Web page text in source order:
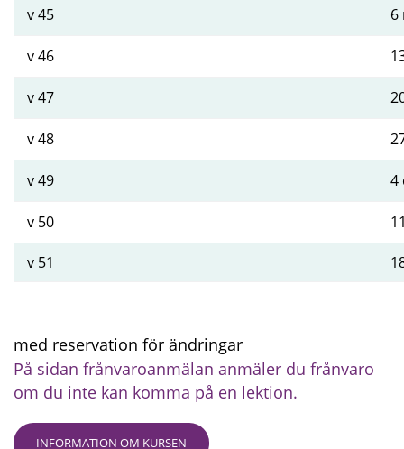
v 45 6
v 46
v 47
v 48
v 49 4
v 50
v 51
med reservation för ändringar
På sidan frånvaroanmälan anmäler du frånvaro
om du inte kan komma på en lektion.
INFORMATION OM KURSEN